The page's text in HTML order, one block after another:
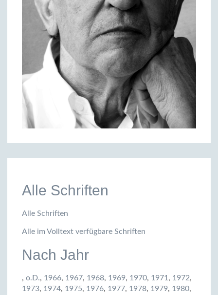
Alle Schriften
Alle Schriften
Alle im Volltext verfügbare Schriften
Nach Jahr
, o.D., 1966, 1967, 1968, 1969, 1970, 1971, 1972,
1973, 1974, 1975, 1976, 1977, 1978, 1979, 1980,